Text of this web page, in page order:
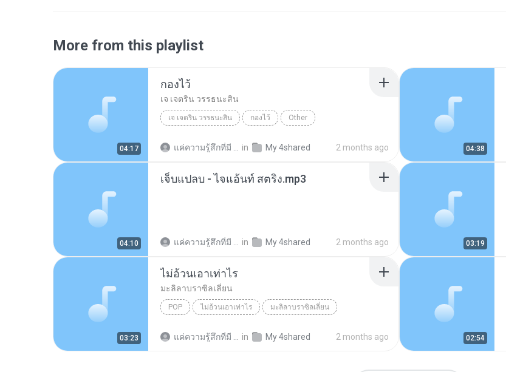
More from this playlist
04:17
กองไว้
เจ เจตริน วรรธนะสิน
เจ เจตริน วรรธนะสิน กองไว้ Other
แค่ความรู้สึกที่มี น. in My 4shared 2 months ago 04:38
04:10
เจ็บแปลบ - ไจแอ้นท์ สตริง.mp3
แค่ความรู้สึกที่มี น. in My 4shared 2 months ago 03:19
03:23
ไม่อ้วนเอาเท่าไร
มะลิลาบราซิลเลี่ยน
POP ไม่อ้วนเอาเท่าไร มะลิลาบราซิลเลี่ยน
แค่ความรู้สึกที่มี น. in My 4shared 2 months ago 02:54